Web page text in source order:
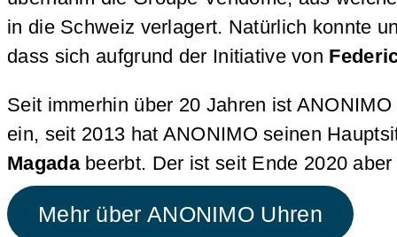
in die Schweiz verlagert. Natürlich konnte
dass sich aufgrund der Initiative von
Seit immerhin über 20 Jahren ist
ein, seit 2013 hat ANONIMO seinen
Magadabeerbt. Der ist seit Ende 2020
Mehr über ANONIMO Uhren